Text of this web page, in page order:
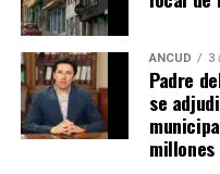
que, a diferencia del
los caminos conducen
espera ese gesto por
Tomás, los pasos siguen
en pos de que cada
que una llegada a
ANCUD 3
Padre
se
millones